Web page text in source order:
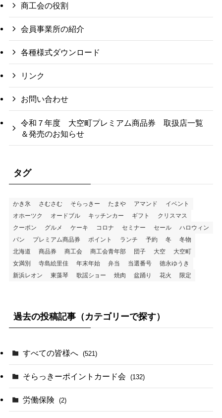
商工会の役割
会員事業所の紹介
各種様式ダウンロード
リンク
お問い合わせ
令和７年度 大空町プレミアム商品券 取扱店一覧
＆発売のお知らせ
タグ
かき氷 さむさむ そらっきー たまや アマンド
イベント
オホーツク
オードブル キッチンカー ギフト
クリスマス
クーポン
グルメ ケーキ コロナ セミナー セール
ハロウィン
パン
プレミアム商品券 ポイント ランチ 予約 冬
冬物
北海道
商品券 商工会 商工会青年部 団子 大空
大空町
女満別
寺島絵里佳 年末年始 弁当 当選番号
徳永ゆうき
新浜レオン
東藻琴 歌謡ショー 焼肉 盆踊り 花火 限定
過去の投稿記事（カテゴリーで探す）
すべての皆様へ (521)
そらっきーポイントカード会 (132)
労働保険 (2)